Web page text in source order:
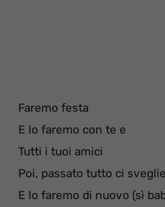
Faremo festa
E lo faremo con te e
Tutti i tuoi amici
Poi, passato tutto ci
E lo faremo di nuovo (sì